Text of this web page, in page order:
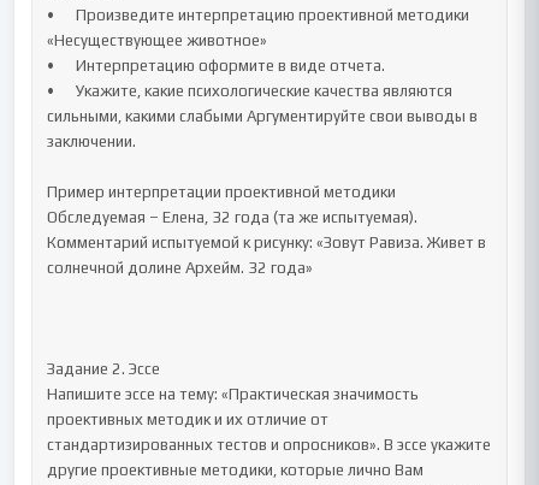
•	Произведите интерпретацию проективной методики
«Несуществующее животное»
•	Интерпретацию оформите в виде отчета.
•	Укажите, какие психологические качества являются
сильными, какими слабыми Аргументируйте свои выводы в
заключении.
Пример интерпретации проективной методики
Обследуемая – Елена, 32 года (та же испытуемая).
Комментарий испытуемой к рисунку: «Зовут Равиза. Живет в
солнечной долине Архейм. 32 года»
Задание 2. Эссе
Напишите эссе на тему: «Практическая значимость
проективных методик и их отличие от
стандартизированных тестов и опросников». В эссе укажите
другие проективные методики, которые лично Вам